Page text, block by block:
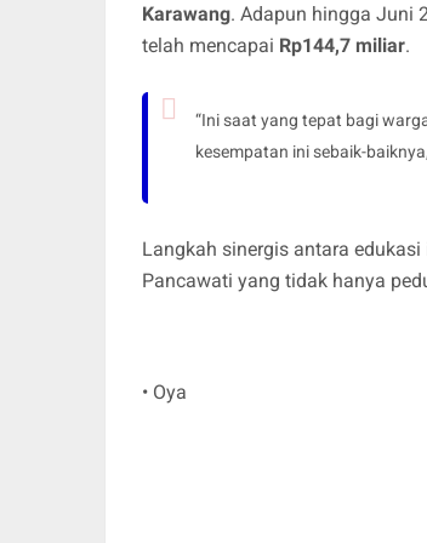
Karawang. Adapun hingga Juni
telah mencapai Rp144,7 miliar.
“Ini saat yang tepat bagi
kesempatan ini sebaik-
Langkah sinergis antara
Pancawati yang tidak hanya
• Oya